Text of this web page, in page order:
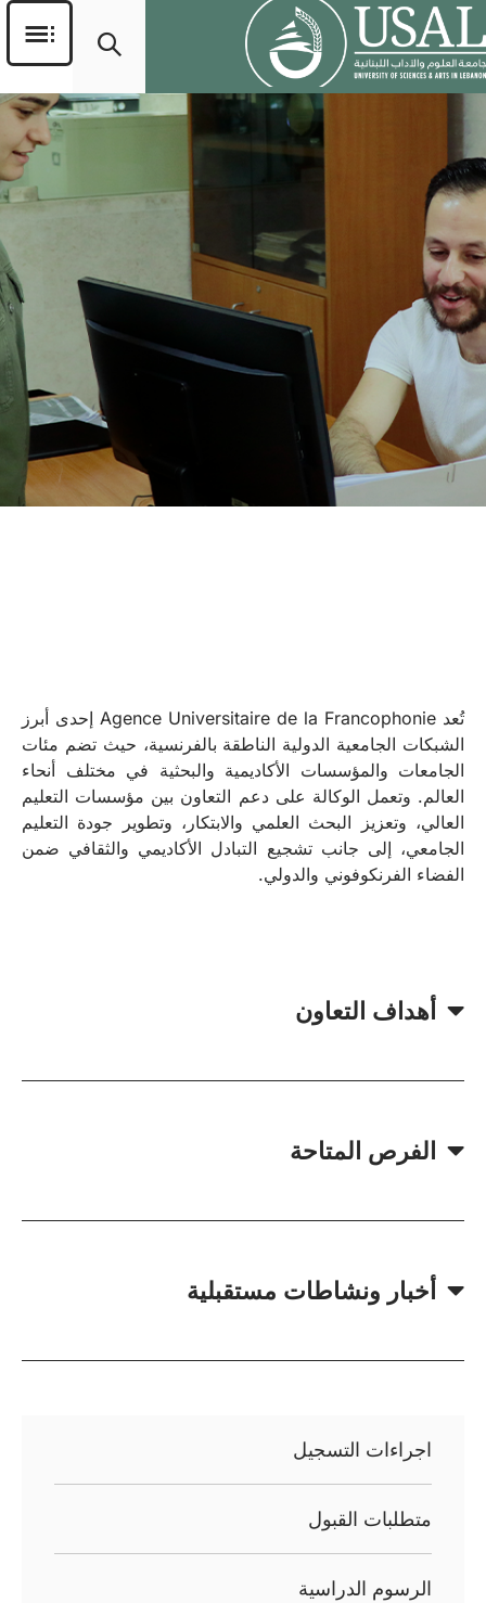
تُعد Agence Universitaire de la Francophonie إحدى أبرز
الشبكات الجامعية الدولية الناطقة بالفرنسية، حيث تضم مئات
الجامعات والمؤسسات الأكاديمية والبحثية في مختلف أنحاء
العالم. وتعمل الوكالة على دعم التعاون بين مؤسسات التعليم
العالي، وتعزيز البحث العلمي والابتكار، وتطوير جودة التعليم
الجامعي، إلى جانب تشجيع التبادل الأكاديمي والثقافي ضمن
الفضاء الفرنكوفوني والدولي.
أهداف التعاون
الفرص المتاحة
أخبار ونشاطات مستقبلية
اجراءات التسجيل
متطلبات القبول
الرسوم الدراسية